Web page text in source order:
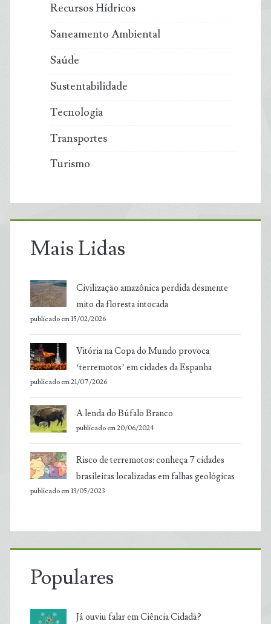
Recursos Hídricos
Saneamento Ambiental
Saúde
Sustentabilidade
Tecnologia
Transportes
Turismo
Mais Lidas
Civilização amazônica perdida desmente
mito da floresta intocada
publicado em 15/02/2026
Vitória na Copa do Mundo provoca
‘terremotos’ em cidades da Espanha
publicado em 21/07/2026
A lenda do Búfalo Branco
publicado em 20/06/2024
Risco de terremotos: conheça 7 cidades
brasileiras localizadas em falhas geológicas
publicado em 13/05/2023
Populares
Já ouviu falar em Ciência Cidadã?